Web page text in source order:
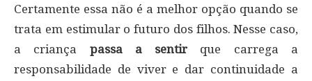
Certamente essa não é a melhor opção quando se
trata em estimular o futuro dos filhos. Nesse caso,
a criança passa a sentirque carrega a
responsabilidade de viver e dar continuidade a